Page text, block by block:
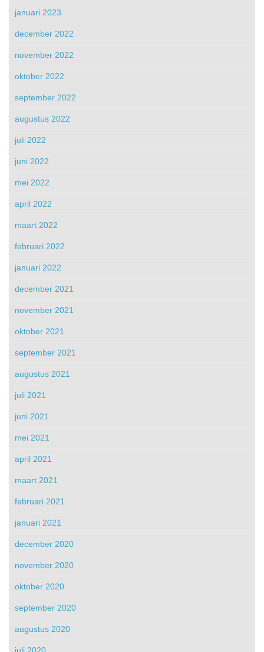
januari 2023
december 2022
november 2022
oktober 2022
september 2022
augustus 2022
juli 2022
juni 2022
mei 2022
april 2022
maart 2022
februari 2022
januari 2022
december 2021
november 2021
oktober 2021
september 2021
augustus 2021
juli 2021
juni 2021
mei 2021
april 2021
maart 2021
februari 2021
januari 2021
december 2020
november 2020
oktober 2020
september 2020
augustus 2020